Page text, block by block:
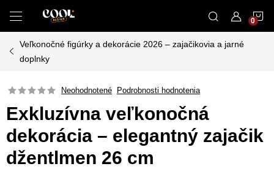
obsah
Veľkonočné figúrky a dekorácie 2026 – zajačikovia a jarné
doplnky
Neohodnotené Podrobnosti hodnotenia
Exkluzívna veľkonočná
dekorácia – elegantný zajačik
džentlmen 26 cm